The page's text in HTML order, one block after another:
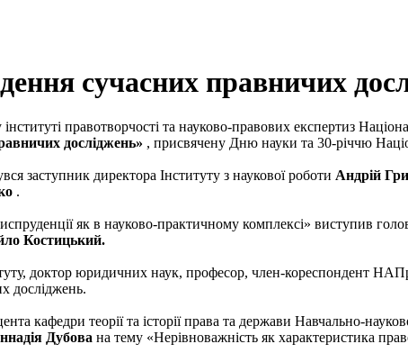
сучасних правничих
правотворчості та науково-правових експертиз
досліджень» , присвячену Дню науки та 30-річчю
заступник директора Інституту з наукової роботи Андрій
.
як в науково-практичному комплексі» виступив
Костицький.
доктор юридичних наук, професор, член-кореспондент
досліджень.
кафедри теорії та історії права та держави Навчально-
Дубова на тему «Нерівноважність як характеристика